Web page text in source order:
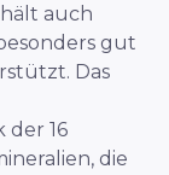
auch
gut
Das
der 16
die